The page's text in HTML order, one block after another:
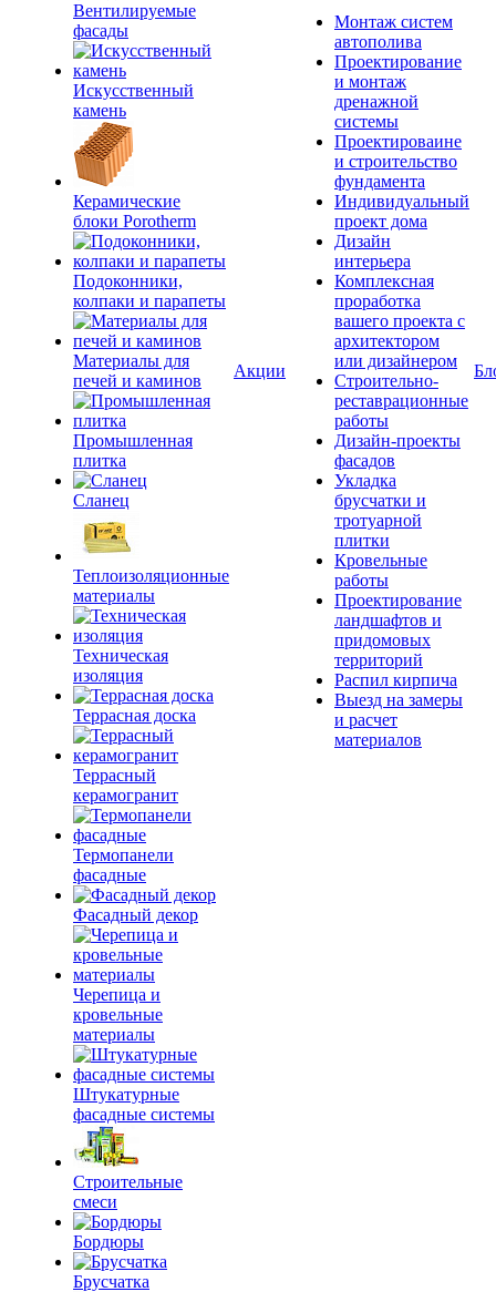
Вентилируемые
фасады
Искусственный
камень
Керамические
блоки Porotherm
Подоконники,
колпаки и парапеты
Материалы для
печей и каминов
Промышленная
плитка
Сланец
Теплоизоляционные
материалы
Техническая
изоляция
Террасная доска
Террасный
керамогранит
Термопанели
фасадные
Фасадный декор
Черепица и
кровельные
материалы
Штукатурные
фасадные системы
Строительные
смеси
Бордюры
Брусчатка
Акции
Монтаж систем
автополива
Проектирование
и монтаж
дренажной
системы
Проектироваине
и строительство
фундамента
Индивидуальный
проект дома
Дизайн
интерьера
Комплексная
проработка
вашего проекта с
архитектором
или дизайнером
Строительно-
реставрационные
работы
Дизайн-проекты
фасадов
Укладка
брусчатки и
тротуарной
плитки
Кровельные
работы
Проектирование
ландшафтов и
придомовых
территорий
Распил кирпича
Выезд на замеры
и расчет
материалов